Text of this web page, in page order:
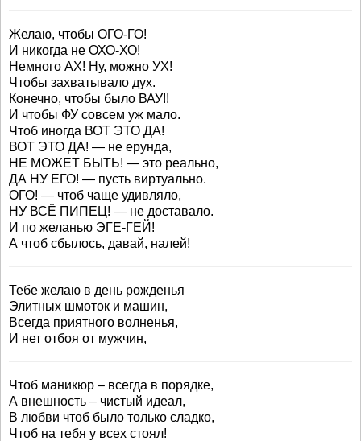
Желаю, чтобы ОГО-ГО!
И никогда не ОХО-ХО!
Немного АХ! Ну, можно УХ!
Чтобы захватывало дух.
Конечно, чтобы было ВАУ!!
И чтобы ФУ совсем уж мало.
Чтоб иногда ВОТ ЭТО ДА!
ВОТ ЭТО ДА! — не ерунда,
НЕ МОЖЕТ БЫТЬ! — это реально,
ДА НУ ЕГО! — пусть виртуально.
ОГО! — чтоб чаще удивляло,
НУ ВСЁ ПИПЕЦ! — не доставало.
И по желанью ЭГЕ-ГЕЙ!
А чтоб сбылось, давай, налей!
Тебе желаю в день рожденья
Элитных шмоток и машин,
Всегда приятного волненья,
И нет отбоя от мужчин,
Чтоб маникюр – всегда в порядке,
А внешность – чистый идеал,
В любви чтоб было только сладко,
Чтоб на тебя у всех стоял!